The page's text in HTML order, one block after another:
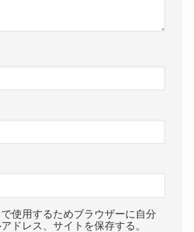
使用するためブラウザーに自分
ドレス、サイトを保存する。